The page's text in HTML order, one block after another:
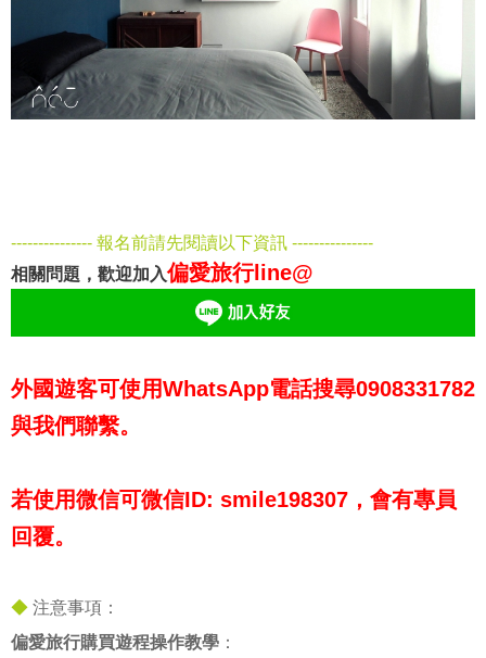
--------------- 報名前請先閱讀以下資訊 ---------------
相關問題，歡迎加入偏愛旅行line@
外國遊客可使用WhatsApp電話搜尋0908331782
與我們聯繫。
若使用微信可微信ID: smile198307，會有專員
回覆。
◆ 注意事項：
偏愛旅行購買遊程操作教學 ：